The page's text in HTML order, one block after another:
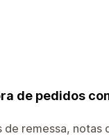
de pedidos
de remessa,